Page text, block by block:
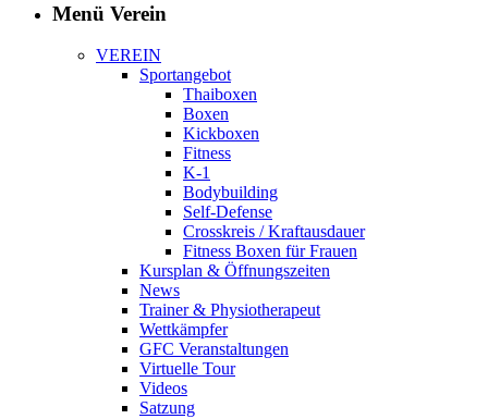
Menü Verein
VEREIN
Sportangebot
Thaiboxen
Boxen
Kickboxen
Fitness
K-1
Bodybuilding
Self-Defense
Crosskreis / Kraftausdauer
Fitness Boxen für Frauen
Kursplan & Öffnungszeiten
News
Trainer & Physiotherapeut
Wettkämpfer
GFC Veranstaltungen
Virtuelle Tour
Videos
Satzung